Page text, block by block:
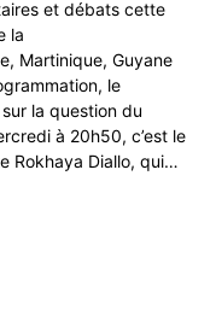
et débats cette
la
Martinique, Guyane
le
la question du
à 20h50, c’est le
Rokhaya Diallo, qui…